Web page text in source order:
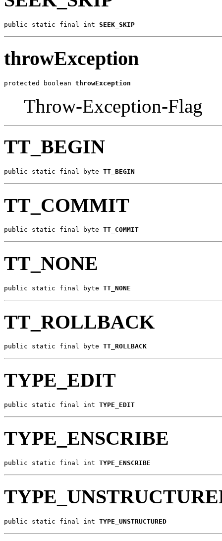
public static final int SEEK_SKIP
throwException
protected boolean throwException
Throw-Exception-Flag
TT_BEGIN
public static final byte TT_BEGIN
TT_COMMIT
public static final byte TT_COMMIT
TT_NONE
public static final byte TT_NONE
TT_ROLLBACK
public static final byte TT_ROLLBACK
TYPE_EDIT
public static final int TYPE_EDIT
TYPE_ENSCRIBE
public static final int TYPE_ENSCRIBE
public static final int TYPE_UNSTRUCTURED